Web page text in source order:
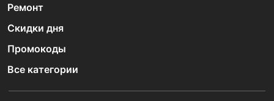
Ремонт
Скидки дня
Промокоды
Все категории